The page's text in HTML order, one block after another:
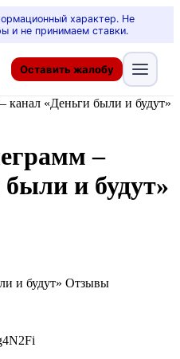
характер. Не
и не принимаем ставки.
Оставить жалобу
канал «Деньги были и будут»
–
и будут»
и будут» Отзывы